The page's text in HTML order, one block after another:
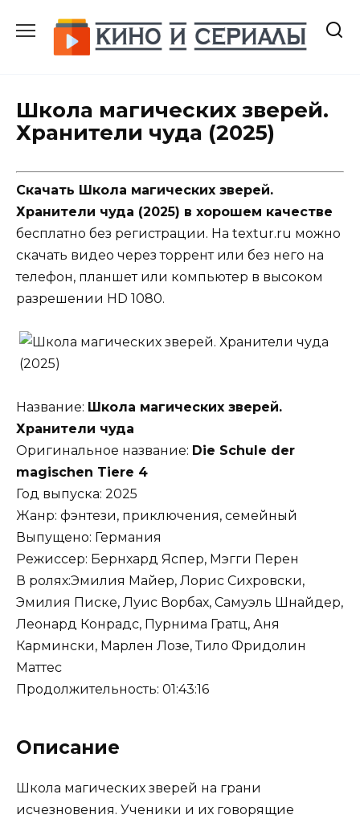
содержанию
Школа магических зверей.
Хранители чуда (2025)
Скачать Школа магических зверей.
Хранители чуда (2025) в хорошем качестве
бесплатно без регистрации. На textur.ru можно
скачать видео через торрент или без него на
телефон, планшет или компьютер в высоком
разрешении HD 1080.
Название: Школа магических зверей.
Хранители чуда
Оригинальное название: Die Schule der
magischen Tiere 4
Год выпуска: 2025
Жанр: фэнтези, приключения, семейный
Выпущено: Германия
Режиссер: Бернхард Яспер, Мэгги Перен
В ролях:Эмилия Майер, Лорис Сихровски,
Эмилия Писке, Луис Ворбах, Самуэль Шнайдер,
Леонард Конрадс, Пурнима Гратц, Аня
Кармински, Марлен Лозе, Тило Фридолин
Маттес
Продолжительность: 01:43:16
Описание
Школа магических зверей на грани
исчезновения. Ученики и их говорящие